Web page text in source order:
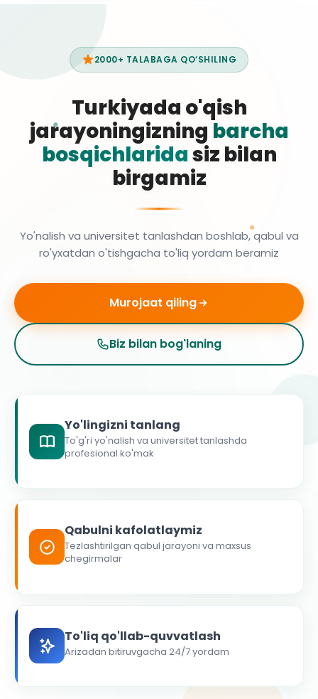
2000+ TALABAGA QO‘SHILING
Turkiyada o'qish
jarayoningizning barcha
bosqichlaridasiz bilan
birgamiz
Yo'nalish va universitet tanlashdan boshlab, qabul va
ro'yxatdan o'tishgacha to'liq yordam beramiz
Murojaat qiling
Biz bilan bog'laning
Yo'lingizni tanlang
To'g'ri yo'nalish va universitet tanlashda
profesional ko'mak
Qabulni kafolatlaymiz
Tezlashtirilgan qabul jarayoni va maxsus
chegirmalar
To'liq qo'llab-quvvatlash
Arizadan bitiruvgacha 24/7 yordam